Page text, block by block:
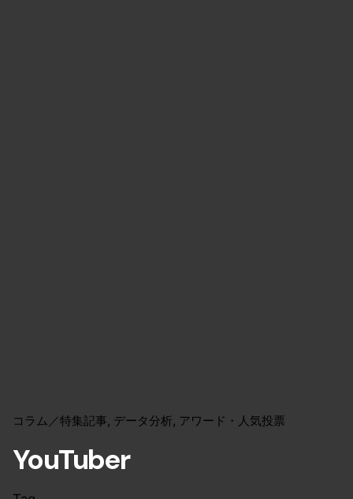
コラム／特集記事 データ分析 アワード・人気投票
YouTuber